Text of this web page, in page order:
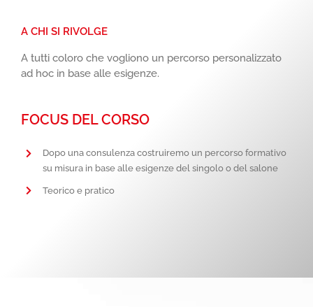
A CHI SI RIVOLGE
A tutti coloro che vogliono un percorso personalizzato
ad hoc in base alle esigenze.
FOCUS DEL CORSO
Dopo una consulenza costruiremo un percorso formativo
su misura in base alle esigenze del singolo o del salone
Teorico e pratico